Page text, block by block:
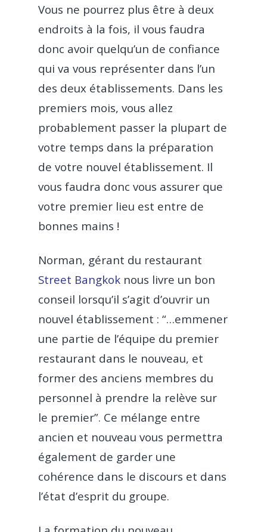
Vous ne pourrez plus être à deux
endroits à la fois, il vous faudra
donc avoir quelqu’un de confiance
qui va vous représenter dans l’un
des deux établissements. Dans les
premiers mois, vous allez
probablement passer la plupart de
votre temps dans la préparation
de votre nouvel établissement. Il
vous faudra donc vous assurer que
votre premier lieu est entre de
bonnes mains !
Norman, gérant du restaurant
Street Bangkok nous livre un bon
conseil lorsqu’il s’agit d’ouvrir un
nouvel établissement : “…emmener
une partie de l’équipe du premier
restaurant dans le nouveau, et
former des anciens membres du
personnel à prendre la relève sur
le premier”. Ce mélange entre
ancien et nouveau vous permettra
également de garder une
cohérence dans le discours et dans
l’état d’esprit du groupe.